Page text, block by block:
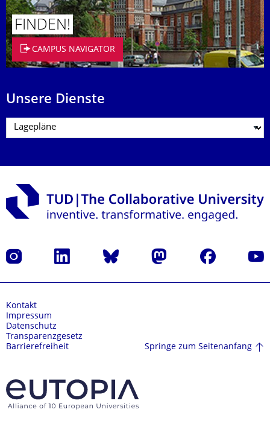
FINDEN!
CAMPUS NAVIGATOR
Unsere Dienste
Instagram LinkedIn Bluesky Mastodon Facebook
Kontakt
Impressum
Datenschutz
Transparenzgesetz
Barrierefreiheit
Springe zum Seitenanfang